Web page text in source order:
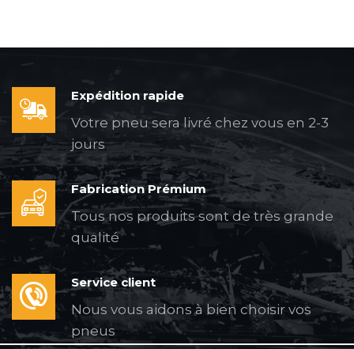
Expédition rapide
Votre pneu sera livré chez vous en 2-3
jours
Fabrication Prémium
Tous nos produits sont de très grande
qualité
Service client
Nous vous aidons à bien choisir vos
pneus